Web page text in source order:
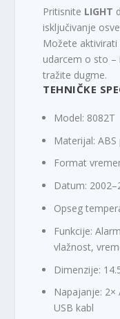
Pritisnite LIGHT
isključivanje
Možete
udarcem o sto –
tražite dugme.
TEHNIČKE
Model: 8082T
Materijal: ABS
Format
Datum:
Opseg
Funkcije:
vlažnost,
Dimenzije:
Napajanje: 2×
USB kabl